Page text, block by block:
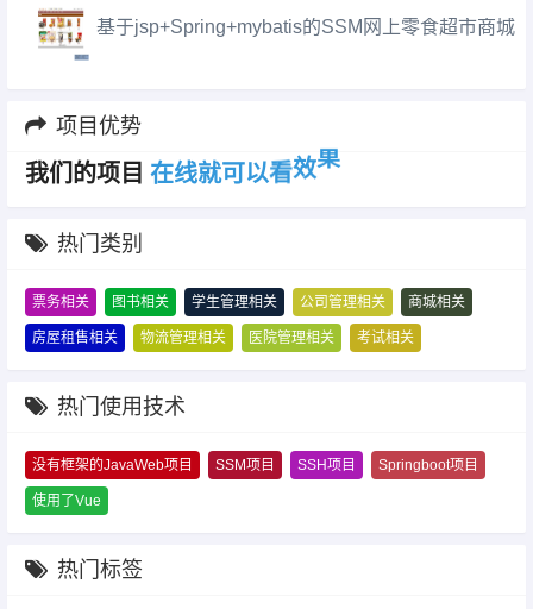
基于jsp+Spring+mybatis的SSM网上零食超市商城
项目优势
我们的项目
可
以看效果
可
热门类别
票务相关 图书相关 学生管理相关 公司管理相关 商城相关
房屋租售相关 物流管理相关 医院管理相关 考试相关
热门使用技术
没有框架的JavaWeb项目 SSM项目 SSH项目 Springboot项目
使用了Vue
热门标签